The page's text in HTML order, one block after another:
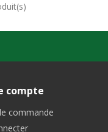
compte
commande